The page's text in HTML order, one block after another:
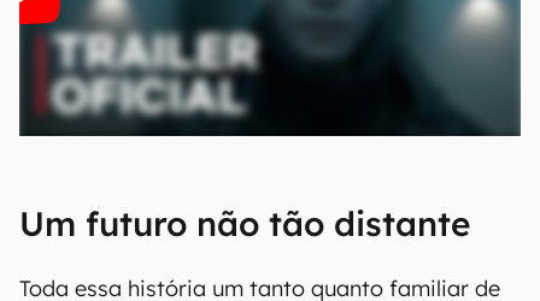
Um futuro não tão distante
Toda essa história um tanto quanto familiar de